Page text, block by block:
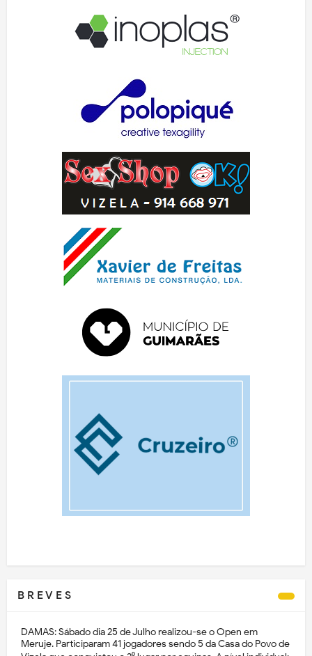
B R E V E S
DAMAS: Sábado dia 25 de Julho realizou-se o Open em
Meruje. Participaram 41 jogadores sendo 5 da Casa do Povo de